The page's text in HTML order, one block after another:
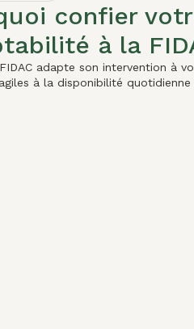
confier
à la
adapte son intervention à
à la disponibilité